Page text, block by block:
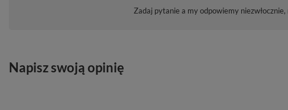
Zadaj pytanie a my odpowiemy
Napisz swoją opinię